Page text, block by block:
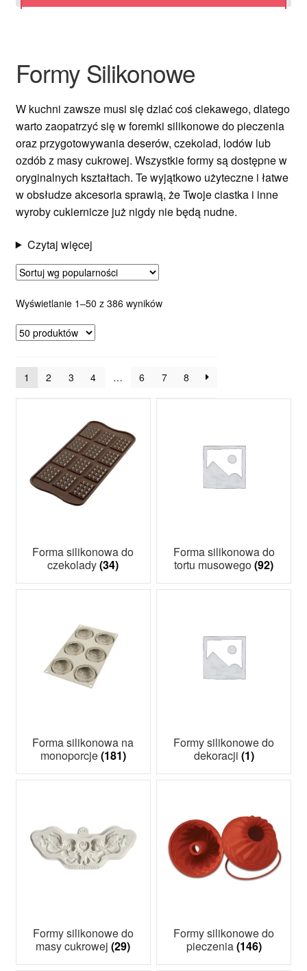
Formy Silikonowe
W kuchni zawsze musi się dziać coś ciekawego, dlatego
warto zaopatrzyć się wforemki silikonowe do pieczenia
oraz przygotowywania deserów, czekolad, lodów lub
ozdób z masy cukrowej. Wszystkie formy są dostępne w
oryginalnych kształtach. Te wyjątkowo użyteczne i łatwe
w obsłudze akcesoria sprawią, że Twoje ciastka i inne
wyroby cukiernicze już nigdy nie będą nudne.
Czytaj więcej
Wyświetlanie 1–50 z 386 wynikówPosortowane
1 2 3 4 … 6 7 8
Forma silikonowa do
czekolady(34)
Forma silikonowa do
tortu musowego(92)
Forma silikonowa na
monoporcje(181)
Formy silikonowe do
dekoracji (1)
Formy silikonowe do
masy cukrowej(29)
Formy silikonowe do
pieczenia(146)